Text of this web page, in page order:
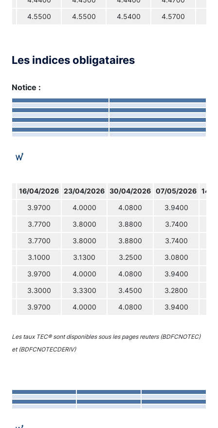
4.5500 4.5500 4.5400 4.5700
Les indices obligataires
Notice :
16/04/2026 23/04/2026 30/04/2026 07/05/2026 14/
3.9700 4.0000 4.0800 3.9400
3.7700 3.8000 3.8800 3.7400
3.7700 3.8000 3.8800 3.7400
3.1000 3.1300 3.2500 3.0800
3.9700 4.0000 4.0800 3.9400
3.3000 3.3300 3.4500 3.2800
3.9700 4.0000 4.0800 3.9400
Les taux TEC® sont disponibles sous les pages reuters (BDFCNOTEC)
et (BDFCNOTECDERIV)